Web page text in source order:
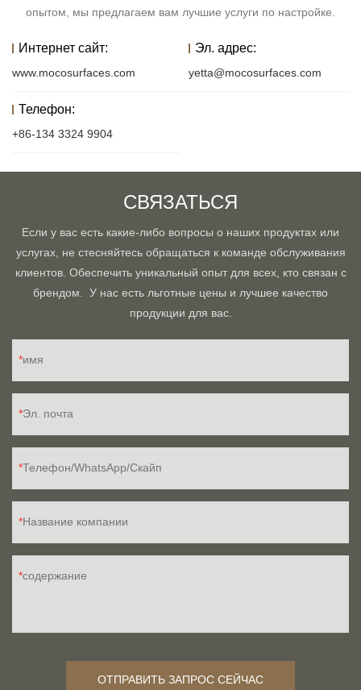
опытом, мы предлагаем вам лучшие услуги по настройке.
Интернет сайт:
www.mocosurfaces.com
Эл. адрес:
yetta@mocosurfaces.com
Телефон:
+86-134 3324 9904
СВЯЗАТЬСЯ
Если у вас есть какие-либо вопросы о наших продуктах или
услугах, не стесняйтесь обращаться к команде обслуживания
клиентов. Обеспечить уникальный опыт для всех, кто связан с
брендом. У нас есть льготные цены и лучшее качество
продукции для вас.
имя
Эл. почта
Телефон/WhatsApp/Скайп
Название компании
содержание
ОТПРАВИТЬ ЗАПРОС СЕЙЧАС